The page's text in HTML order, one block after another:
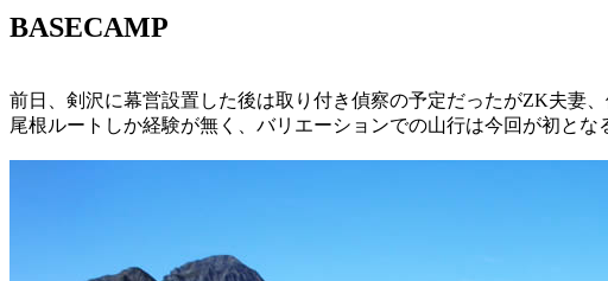
BASECAMP
前日、剣沢に幕営設置した後は取り付き偵察の予定だったがZK夫妻
尾根ルートしか経験が無く、バリエーションでの山行は今回が初と